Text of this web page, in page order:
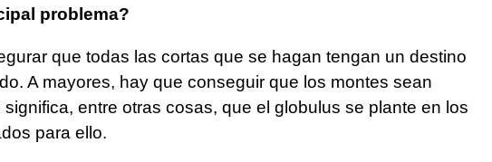
problema?
que todas las cortas que se hagan tengan un destino
A mayores, hay que conseguir que los montes sean
entre otras cosas, que el globulus se plante en los
para ello.